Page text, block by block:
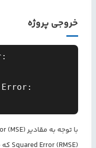
خروجی پروژه